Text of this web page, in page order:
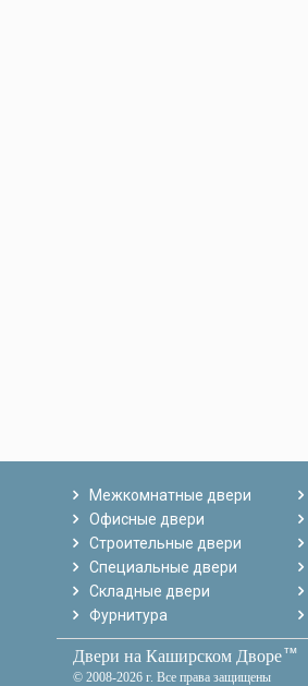
Межкомнатные двери
Офисные двери
Строительные двери
Специальные двери
Складные двери
Фурнитура
Двери на Каширском Дворетм
© 2008-2026 г. Все права защищены